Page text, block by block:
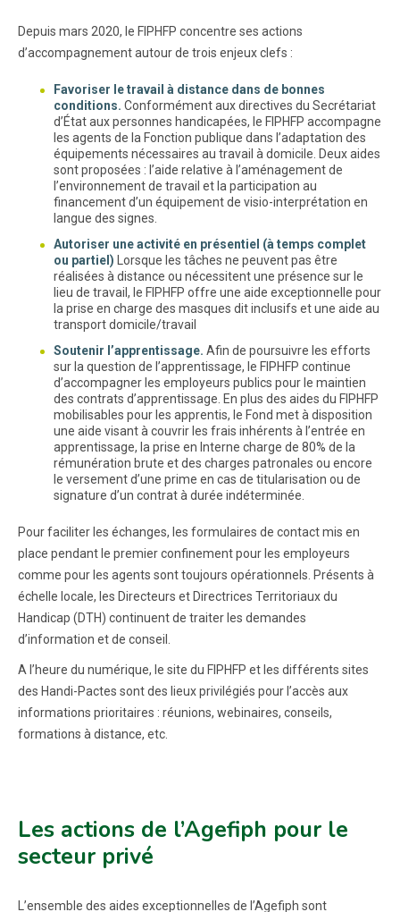
Depuis mars 2020, le FIPHFP concentre ses actions
d’accompagnement autour de trois enjeux clefs :
Favoriser le travail à distance dans de bonnes
conditions. Conformément aux directives du Secrétariat
d’État aux personnes handicapées, le FIPHFP accompagne
les agents de la Fonction publique dans l’adaptation des
équipements nécessaires au travail à domicile. Deux aides
sont proposées : l’aide relative à l’aménagement de
l’environnement de travail et la participation au
financement d’un équipement de visio-interprétation en
langue des signes.
Autoriser une activité en présentiel (à temps complet
ou partiel) Lorsque les tâches ne peuvent pas être
réalisées à distance ou nécessitent une présence sur le
lieu de travail, le FIPHFP offre une aide exceptionnelle pour
la prise en charge des masques dit inclusifs et une aide au
transport domicile/travail
Soutenir l’apprentissage. Afin de poursuivre les efforts
sur la question de l’apprentissage, le FIPHFP continue
d’accompagner les employeurs publics pour le maintien
des contrats d’apprentissage. En plus des aides du FIPHFP
mobilisables pour les apprentis, le Fond met à disposition
une aide visant à couvrir les frais inhérents à l’entrée en
apprentissage, la prise en Interne charge de 80% de la
rémunération brute et des charges patronales ou encore
le versement d’une prime en cas de titularisation ou de
signature d’un contrat à durée indéterminée.
Pour faciliter les échanges, les formulaires de contact mis en
place pendant le premier confinement pour les employeurs
comme pour les agents sont toujours opérationnels. Présents à
échelle locale, les Directeurs et Directrices Territoriaux du
Handicap (DTH) continuent de traiter les demandes
d’information et de conseil.
A l’heure du numérique, le site du FIPHFP et les différents sites
des Handi-Pactes sont des lieux privilégiés pour l’accès aux
informations prioritaires : réunions, webinaires, conseils,
formations à distance, etc.
Les actions de l’Agefiph pour le
secteur privé
L’ensemble des aides exceptionnelles de l’Agefiph sont